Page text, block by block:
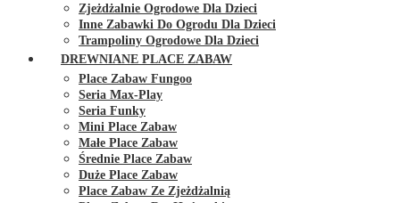
Zjeżdżalnie Ogrodowe Dla Dzieci
Inne Zabawki Do Ogrodu Dla Dzieci
Trampoliny Ogrodowe Dla Dzieci
DREWNIANE PLACE ZABAW
Place Zabaw Fungoo
Seria Max-Play
Seria Funky
Mini Place Zabaw
Małe Place Zabaw
Średnie Place Zabaw
Duże Place Zabaw
Place Zabaw Ze Zjeżdżalnią